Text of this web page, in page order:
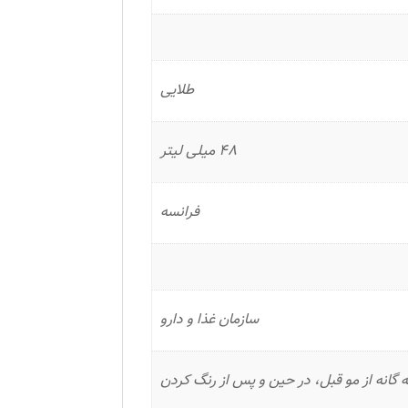
طلایی
48 میلی لیتر
فرانسه
سازمان غذا و دارو
از مو قبل، در حین و پس از رنگ کردن